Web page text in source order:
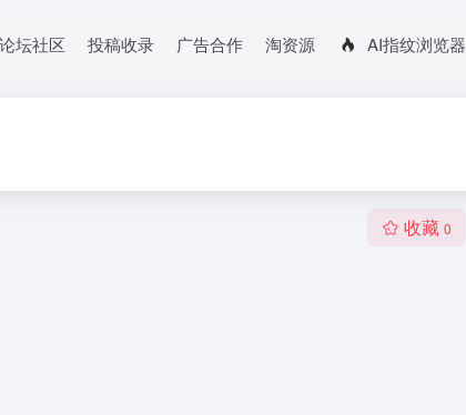
论坛社区 投稿收录 广告合作 淘资源 AI指纹浏览器
收藏 0